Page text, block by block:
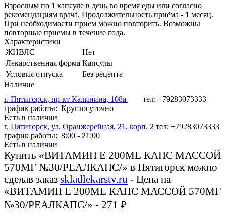
Взрослым по 1 капсуле в день во время еды или согласно
рекомендациям врача. Продолжительность приёма - 1 месяц.
При необходимости прием можно повторить. Возможны
повторные приемы в течение года.
Характеристики
ЖНВЛС
Нет
Лекарственная форма Капсулы
Условия отпуска
Без рецепта
Наличие
г. Пятигорск, пр-кт Калинина, 108а
тел: +79283073333
график работы: Круглосуточно
Есть в наличии
г. Пятигорск, ул. Оранжерейная, 21, корп. 2 тел: +79283073333
график работы: 8:00 - 21:00
Есть в наличии
Купить «ВИТАМИН Е 200МЕ КАПС МАССОЙ
570МГ №30/РЕАЛКАПС/» в Пятигорск можно
сделав заказ skladlekarstv.ru - Цена на
«ВИТАМИН Е 200МЕ КАПС МАССОЙ 570МГ
№30/РЕАЛКАПС/» - 271 ₽